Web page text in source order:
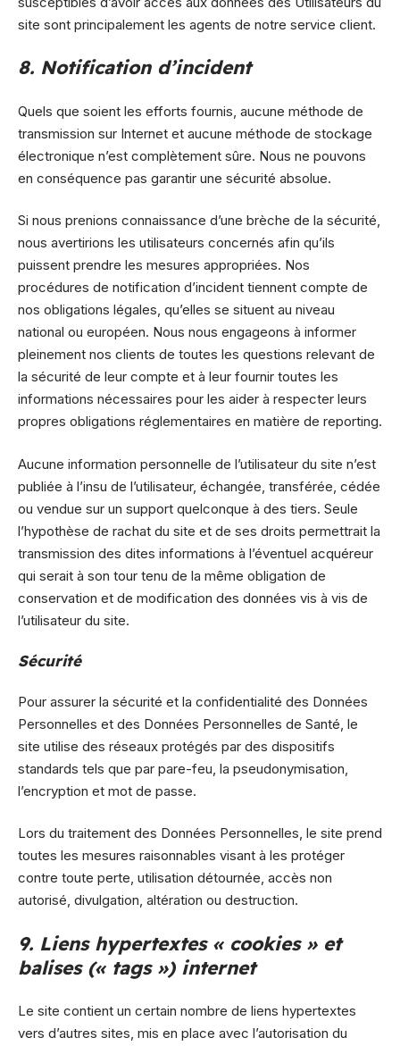
site sont principalement les agents de notre service client.
8. Notification d’incident
Quels que soient les efforts fournis, aucune méthode de
transmission sur Internet et aucune méthode de stockage
électronique n’est complètement sûre. Nous ne pouvons
en conséquence pas garantir une sécurité absolue.
Si nous prenions connaissance d’une brèche de la sécurité,
nous avertirions les utilisateurs concernés afin qu’ils
puissent prendre les mesures appropriées. Nos
procédures de notification d’incident tiennent compte de
nos obligations légales, qu’elles se situent au niveau
national ou européen. Nous nous engageons à informer
pleinement nos clients de toutes les questions relevant de
la sécurité de leur compte et à leur fournir toutes les
informations nécessaires pour les aider à respecter leurs
propres obligations réglementaires en matière de reporting.
Aucune information personnelle de l’utilisateur du site n’est
publiée à l’insu de l’utilisateur, échangée, transférée, cédée
ou vendue sur un support quelconque à des tiers. Seule
l’hypothèse de rachat du site et de ses droits permettrait la
transmission des dites informations à l’éventuel acquéreur
qui serait à son tour tenu de la même obligation de
conservation et de modification des données vis à vis de
l’utilisateur du site.
Sécurité
Pour assurer la sécurité et la confidentialité des Données
Personnelles et des Données Personnelles de Santé, le
site utilise des réseaux protégés par des dispositifs
standards tels que par pare-feu, la pseudonymisation,
l’encryption et mot de passe.
Lors du traitement des Données Personnelles, le site prend
toutes les mesures raisonnables visant à les protéger
contre toute perte, utilisation détournée, accès non
autorisé, divulgation, altération ou destruction.
9. Liens hypertextes « cookies » et
balises (« tags ») internet
Le site contient un certain nombre de liens hypertextes
vers d’autres sites, mis en place avec l’autorisation du